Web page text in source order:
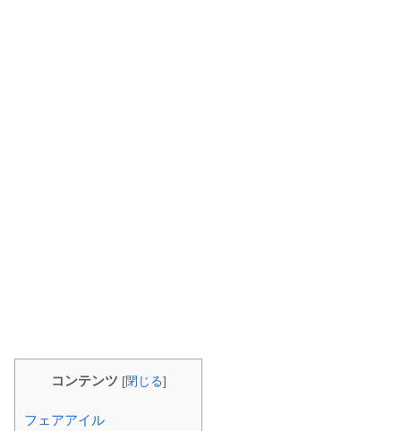
コンテンツ [閉じる]
フェアアイル